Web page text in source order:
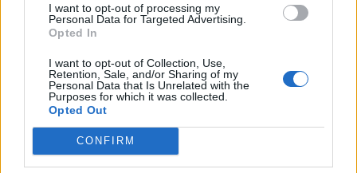
I want to opt-out of processing my
Personal Data for Targeted Advertising.
Opted In
I want to opt-out of Collection, Use,
Retention, Sale, and/or Sharing of my
Personal Data that Is Unrelated with the
Purposes for which it was collected.
Opted Out
CONFIRM
MÁR ELŐFIZETŐNK VAGY?
© 2026 Portfolio